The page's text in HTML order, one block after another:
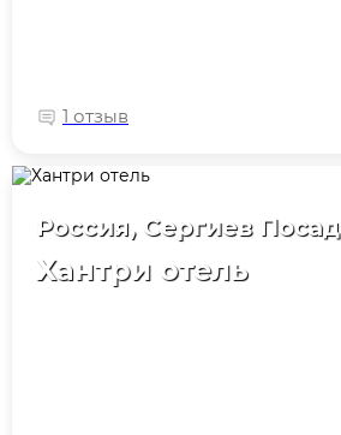
1 отзыв
Россия, Сергиев Посад
Хантри отель